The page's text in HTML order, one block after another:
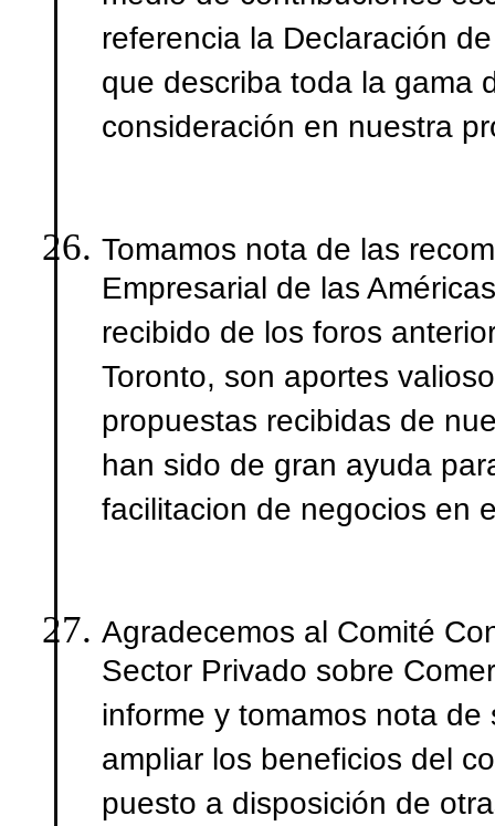
referencia la Declaración
que describa toda la gama
consideración en nuestra
Tomamos nota de las
Empresarial de las
recibido de los foros
Toronto, son aportes
propuestas recibidas de
han sido de gran ayuda
facilitacion de negocios en
Agradecemos al Comité
Sector Privado sobre
informe y tomamos nota
ampliar los beneficios del
puesto a disposición de